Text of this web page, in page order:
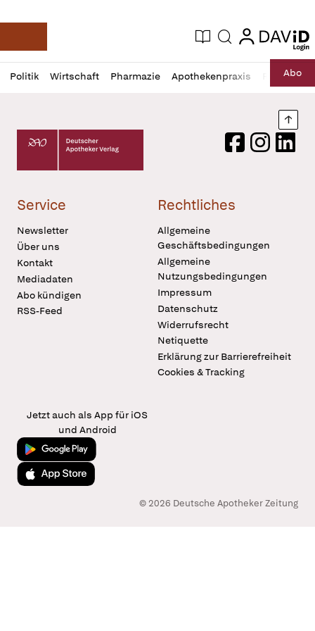
Deutsche Apotheker Zeitung
Aktuelle Ausgabe
Suche login
login
Politik Wirtschaft Pharmazie Apothekenpraxis RechtAbo
Profil
öffnen
Daz
Pur
Deutscher Apotheker Verlag Logo
FacebookInstagram
Service
Newsletter
Über uns
Kontakt
Mediadaten
Abo kündigen
RSS-Feed
Rechtliches
Allgemeine
Geschäftsbedingungen
Allgemeine
Nutzungsbedingungen
Impressum
Datenschutz
Widerrufsrecht
Netiquette
Erklärung zur Barrierefreiheit
Cookies & Tracking
Jetzt auch als App für iOS
und Android
Jetzt bei Google Play
Laden im App Store
© 2026 Deutsche Apotheker Zeitung